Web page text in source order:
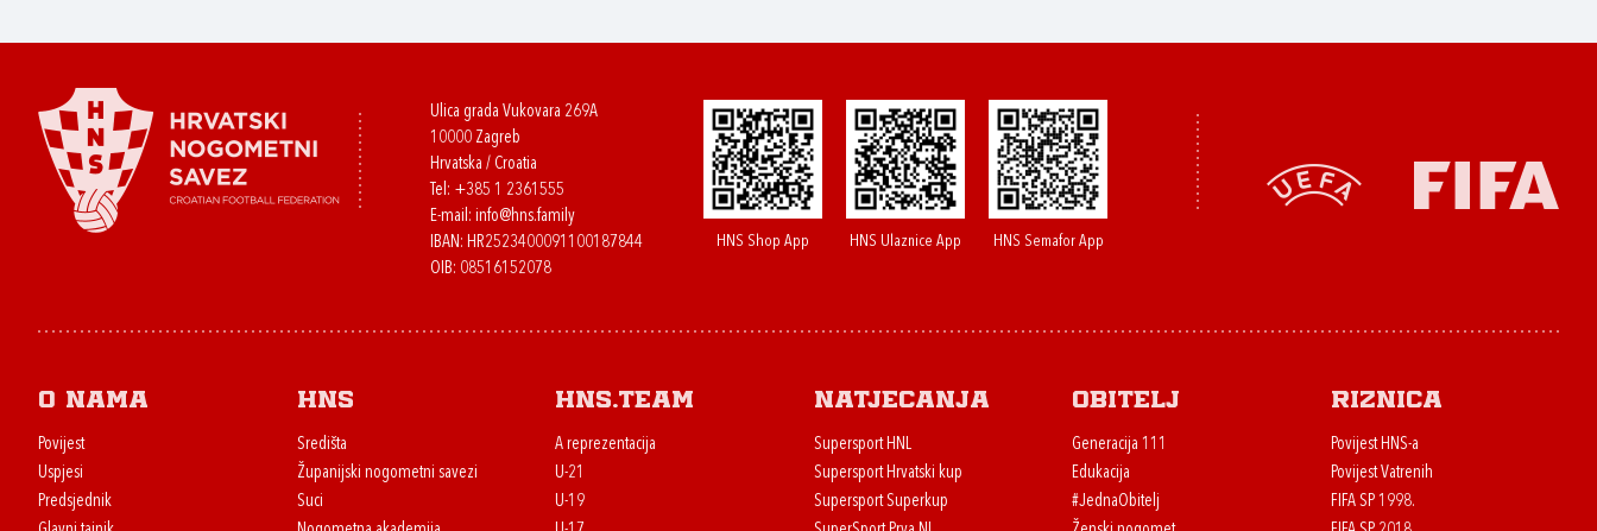
Ulica grada Vukovara 269A
10000 Zagreb
Hrvatska / Croatia
Tel: +385 1 2361555
E-mail: info@hns.family
IBAN: HR2523400091100187844
OIB: 08516152078
HNS Shop App HNS Ulaznice App HNS Semafor App
O nama
Povijest
Uspjesi
Predsjednik
HNS
Središta
Županijski nogometni savezi
Suci
HNS.team
A reprezentacija
U-21
U-19
Natjecanja
Supersport HNL
Supersport Hrvatski kup
Supersport Superkup
Obitelj
Generacija 111
Edukacija
#JednaObitelj
Riznica
Povijest HNS-a
Povijest Vatrenih
FIFA SP 1998.